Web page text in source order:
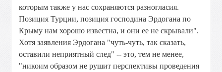
которым также у нас сохраняются разногласия.
Позиция Турции, позиция господина Эрдогана по
Крыму нам хорошо известна, и они ее не скрывали".
Хотя заявления Эрдогана "чуть-чуть, так сказать,
оставили неприятный след" -- это, тем не менее,
"никоим образом не рушит перспективы проведения